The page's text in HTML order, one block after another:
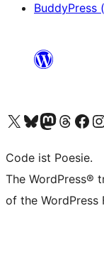
BuddyPress
Unser X-Konto (früher Twitter) besuchen
Unser Bluesky-Konto besuchen
Unser Mastodon-Konto
Unser Threads-
Unsere
Code ist Poesie.
The WordPress®
of the WordPress